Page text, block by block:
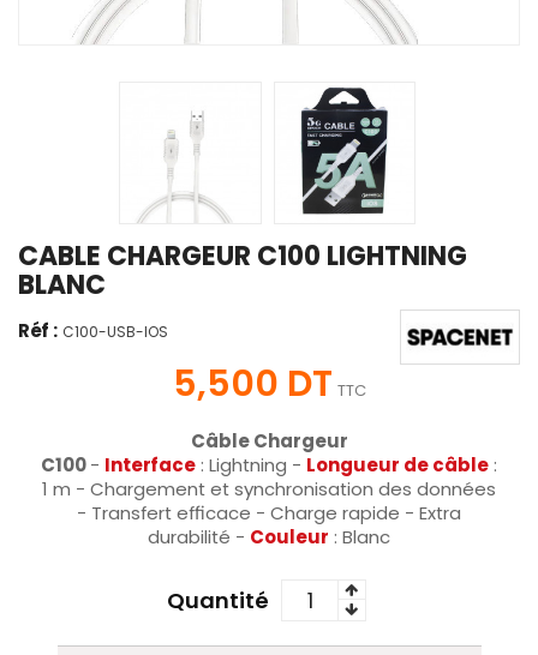
CABLE CHARGEUR C100 LIGHTNING
BLANC
Réf : C100-USB-IOS
5,500 DT TTC
Câble Chargeur
C100- Interface : Lightning - Longueur de câble :
1 m - Chargement et synchronisation des données
- Transfert efficace - Charge rapide - Extra
durabilité - Couleur : Blanc
Quantité